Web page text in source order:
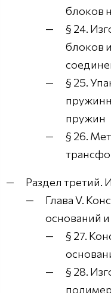
блоков
§ 24.
блоков
§ 25.
пружин
§ 26.
Раздел третий.
Глава V.
оснований
§ 27.
§ 28.